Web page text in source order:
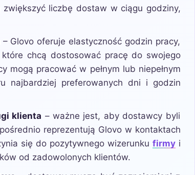
liczbę dostaw w ciągu godziny,
– Glovo oferuje elastyczność godzin pracy,
chcą dostosować pracę do swojego
mogą pracować w pełnym lub niepełnym
najbardziej preferowanych dni i godzin
klienta – ważne jest, aby dostawcy byli
reprezentują Glovo w kontaktach
się do pozytywnego wizerunku firmy i
od zadowolonych klientów.